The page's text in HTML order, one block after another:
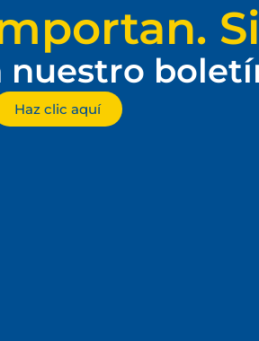
nuestro
Haz clic aquí